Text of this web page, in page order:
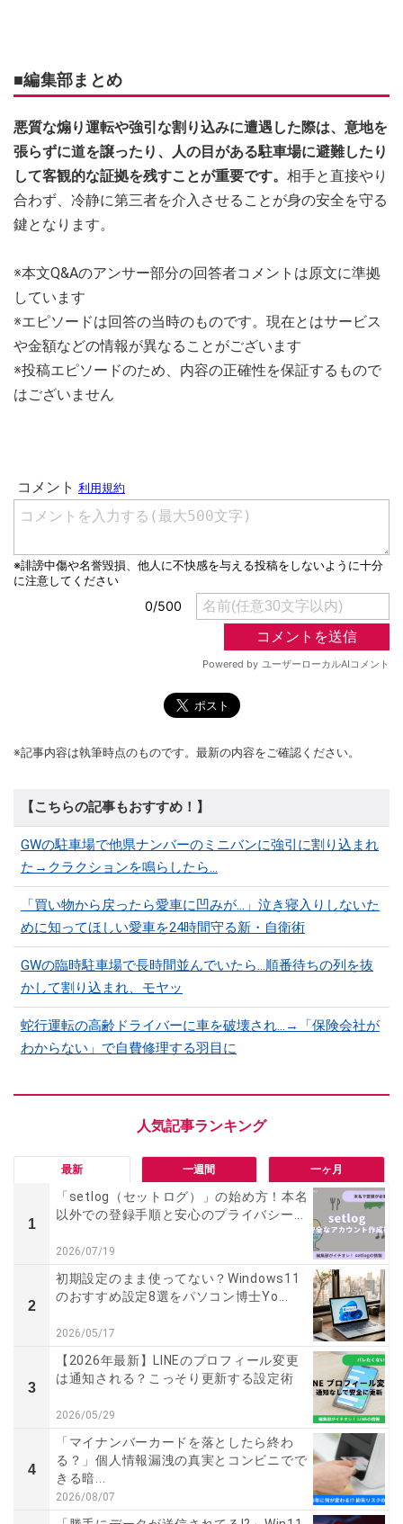
■編集部まとめ
悪質な煽り運転や強引な割り込みに遭遇した際は、意地を
張らずに道を譲ったり、人の目がある駐車場に避難したり
して客観的な証拠を残すことが重要です。 相手と直接やり
合わず、冷静に第三者を介入させることが身の安全を守る
鍵となります。
※本文Q&Aのアンサー部分の回答者コメントは原文に準拠
しています
※エピソードは回答の当時のものです。現在とはサービス
や金額などの情報が異なることがございます
※投稿エピソードのため、内容の正確性を保証するもので
はございません
※記事内容は執筆時点のものです。最新の内容をご確認ください。
【こちらの記事もおすすめ！】
GWの駐車場で他県ナンバーのミニバンに強引に割り込まれ
た→クラクションを鳴らしたら…
「買い物から戻ったら愛車に凹みが…」泣き寝入りしないた
めに知ってほしい愛車を24時間守る新・自衛術
GWの臨時駐車場で長時間並んでいたら…順番待ちの列を抜
かして割り込まれ、モヤッ
蛇行運転の高齢ドライバーに車を破壊され…→「保険会社が
わからない」で自費修理する羽目に
最新 一週間 一ヶ月
1
「setlog（セットログ）」の始め方！本名
以外での登録手順と安心のプライバシー...
2026/07/19
2
初期設定のまま使ってない？Windows11
のおすすめ設定8選をパソコン博士Yo...
2026/05/17
3
【2026年最新】LINEのプロフィール変更
は通知される？こっそり更新する設定術
2026/05/29
4
「マイナンバーカードを落としたら終わ
る？」個人情報漏洩の真実とコンビニでで
きる暗...
2026/08/07